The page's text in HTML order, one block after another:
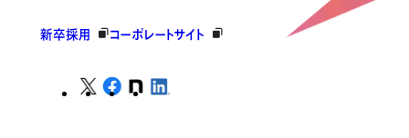
新卒採用 コーポレートサイト